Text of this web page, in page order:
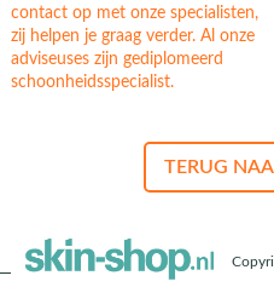
contact op met onze specialisten,
zij helpen je graag verder. Al onze
adviseuses zijn gediplomeerd
schoonheidsspecialist.
TERUG